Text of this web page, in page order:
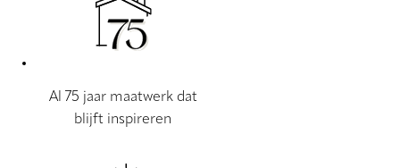
Al 75 jaar maatwerk dat
blijft inspireren